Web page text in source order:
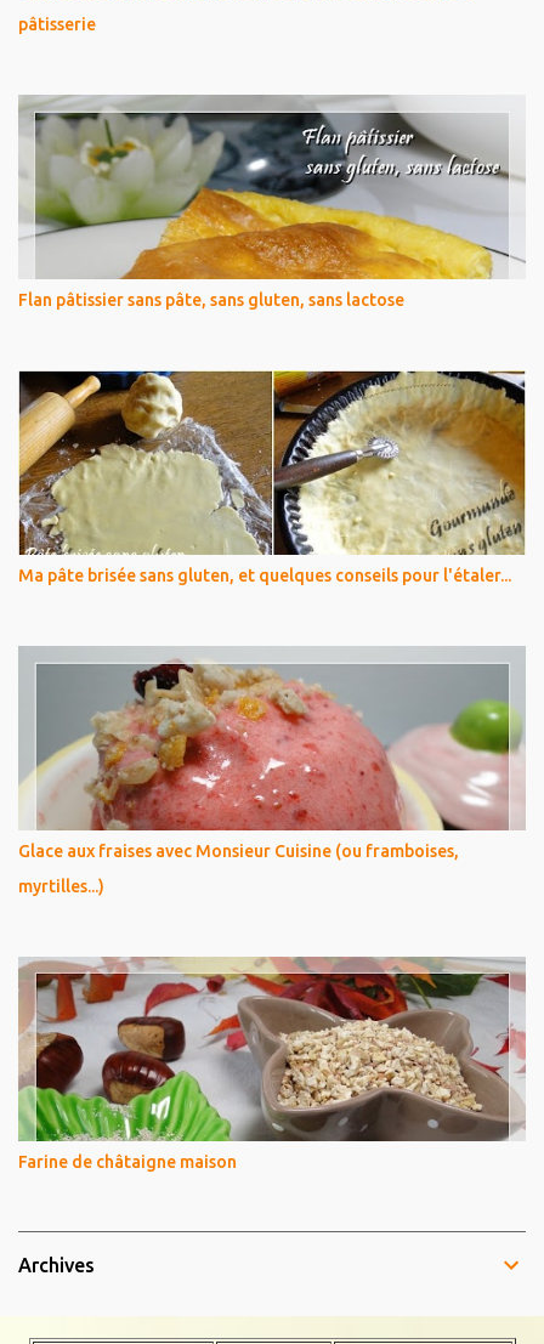
pâtisserie
Flan pâtissier sans pâte, sans gluten, sans lactose
Ma pâte brisée sans gluten, et quelques conseils pour l'étaler...
Glace aux fraises avec Monsieur Cuisine (ou framboises,
myrtilles...)
Farine de châtaigne maison
Archives